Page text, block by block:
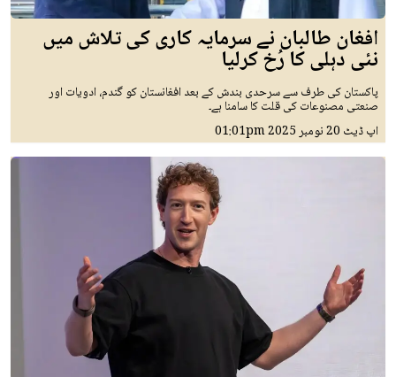
افغان طالبان نے سرمایہ کاری کی تلاش میں
نئی دہلی کا رُخ کرلیا
پاکستان کی طرف سے سرحدی بندش کے بعد افغانستان کو گندم، ادویات اور
صنعتی مصنوعات کی قلت کا سامنا ہے۔
اپ ڈیٹ 20 نومبر 2025 01:01pm